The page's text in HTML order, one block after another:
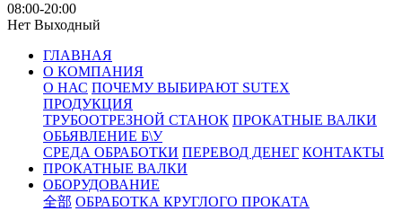
08:00-20:00
Нет Выходный
ГЛАВНАЯ
О КОМПАНИЯ
О НАС ПОЧЕМУ ВЫБИРАЮТ SUTEX
ПРОДУКЦИЯ
ТРУБООТРЕЗНОЙ СТАНОК ПРОКАТНЫЕ ВАЛКИ
ОБЬЯВЛЕНИЕ Б\У
СРЕДА ОБРАБОТКИ ПЕРЕВОД ДЕНЕГ КОНТАКТЫ
ПРОКАТНЫЕ ВАЛКИ
ОБОРУДОВАНИЕ
全部 ОБРАБОТКА КРУГЛОГО ПРОКАТА